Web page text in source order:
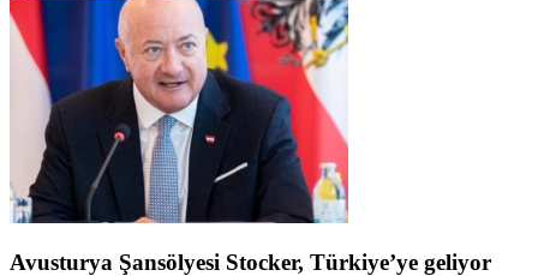
Avusturya Şansölyesi Stocker, Türkiye’ye geliyor